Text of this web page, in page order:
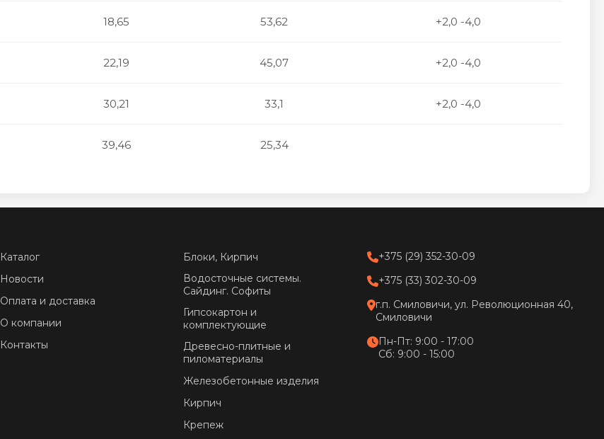
18,65 53,62 +2,0 -4,0
22,19 45,07 +2,0 -4,0
30,21 33,1 +2,0 -4,0
39,46 25,34
Каталог
Новости
Оплата и доставка
О компании
Контакты
Блоки, Кирпич
Водосточные системы.
Сайдинг. Софиты
Гипсокартон и
комплектующие
Древесно-плитные и
пиломатериалы
Железобетонные изделия
Кирпич
Крепеж
+375 (29) 352-30-09
+375 (33) 302-30-09
г.п. Смиловичи, ул. Революционная 40,
Смиловичи
Пн-Пт: 9:00 - 17:00
Сб: 9:00 - 15:00